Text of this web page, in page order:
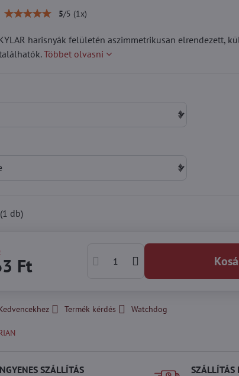
5/5 (1x)
harisnyák felületén aszimmetrikusan elrendezett,
Többet olvasni
(1 db)
Ft
Termék kérdés Watchdog
SZÁLLÍTÁS SZÁLLÍTÁS